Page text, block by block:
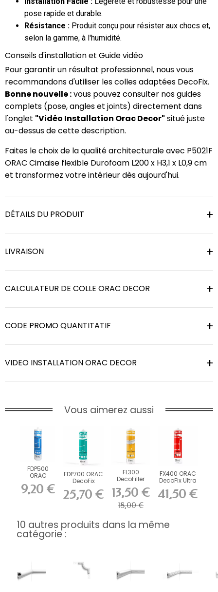
pose rapide et durable.
Résistance : Produit conçu pour résister aux chocs et,
selon la gamme, à l'humidité.
Conseils d'installation et Guide vidéo
Pour garantir un résultat professionnel, nous vous
recommandons d'utiliser les colles adaptées DecoFix.
Bonne nouvelle :vous pouvez consulter nos guides
complets (pose, angles et joints) directement dans
l'onglet "Vidéo Installation Orac Decor" situé juste
au-dessus de cette description.
Faites le choix de la qualité architecturale avec P5021F
ORAC Cimaise flexible Durofoam L200 x H3,1 x L0,9 cm
et transformez votre intérieur dès aujourd'hui.
DÉTAILS DU PRODUIT
LIVRAISON
CALCULATEUR DE COLLE ORAC DECOR
CODE PROMO QUANTITATIF
VIDEO INSTALLATION ORAC DECOR
Vous aimerez aussi
FDP500
ORAC
DecoFix Pro
310 ml
9,20 €
FDP700 ORAC
DecoFix
Power 290 ml
25,70 €
FL300
DecoFiller
13,50 €
18,00 €
FX400 ORAC
DecoFix Ultra
270 ml
41,50 €
10 autres produits dans la même
catégorie :